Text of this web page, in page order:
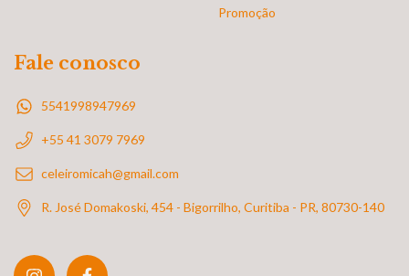
Promoção
Fale conosco
5541998947969
+55 41 3079 7969
celeiromicah@gmail.com
R. José Domakoski, 454 - Bigorrilho, Curitiba - PR, 80730-140